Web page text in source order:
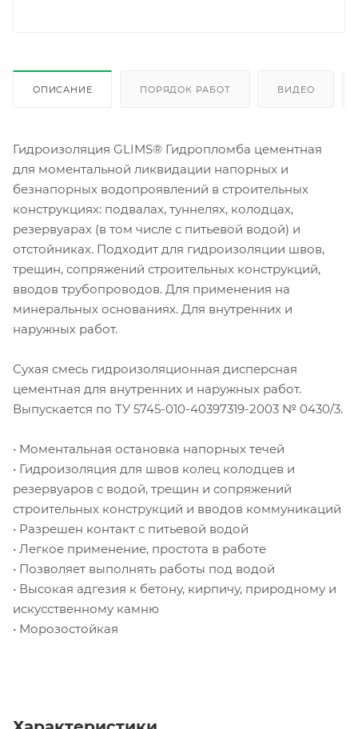
ОПИСАНИЕ ПОРЯДОК РАБОТ ВИДЕО
Гидроизоляция GLIMS® Гидропломба цементная
для моментальной ликвидации напорных и
безнапорных водопроявлений в строительных
конструкциях: подвалах, туннелях, колодцах,
резервуарах (в том числе с питьевой водой) и
отстойниках. Подходит для гидроизоляции швов,
трещин, сопряжений строительных конструкций,
вводов трубопроводов. Для применения на
минеральных основаниях. Для внутренних и
наружных работ.
Сухая смесь гидроизоляционная дисперсная
цементная для внутренних и наружных работ.
Выпускается по ТУ 5745-010-40397319-2003 № 0430/3.
• Моментальная остановка напорных течей
• Гидроизоляция для швов колец колодцев и
резервуаров с водой, трещин и сопряжений
строительных конструкций и вводов коммуникаций
• Разрешен контакт с питьевой водой
• Легкое применение, простота в работе
• Позволяет выполнять работы под водой
• Высокая адгезия к бетону, кирпичу, природному и
искусственному камню
• Морозостойкая